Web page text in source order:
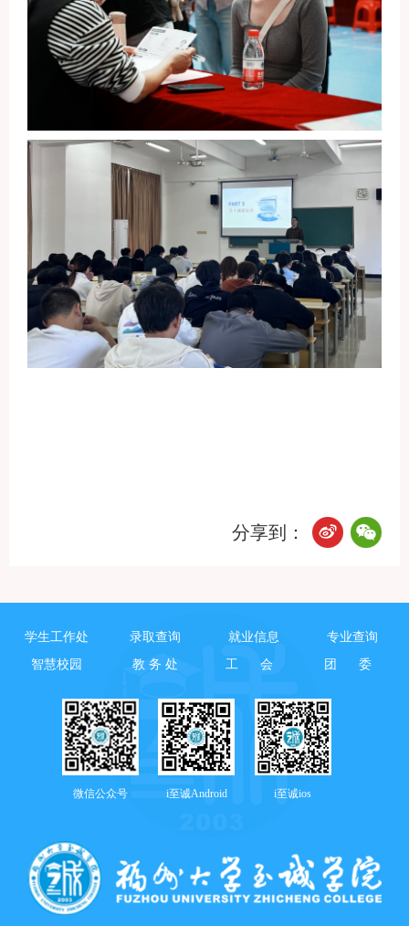
分享到：
学生工作处 录取查询 就业信息
专业查询
智慧校园
教 务 处 工 会 团 委
微信公众号 i至诚Android i至诚ios